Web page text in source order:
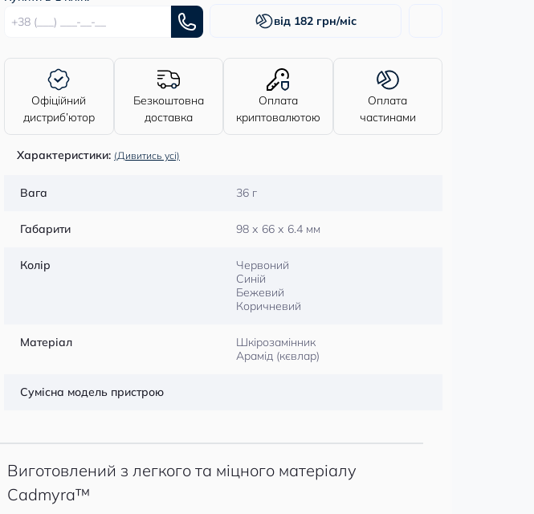
від 182 грн/міс
Офіційний
дистриб’ютор
Безкоштовна
доставка
Оплата
криптовалютою
Оплата
частинами
Характеристики: (Дивитись усі)
Вага 36 г
Габарити 98 х 66 х 6.4 мм
Колір
Червоний
Синій
Бежевий
Коричневий
Матеріал
Шкірозамінник
Арамід (кєвлар)
Сумісна модель пристрою
Виготовлений з легкого та міцного матеріалу
Cadmyra™